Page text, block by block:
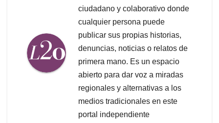
ciudadano y colaborativo donde
cualquier persona puede
publicar sus propias historias,
denuncias, noticias o relatos de
primera mano. Es un espacio
abierto para dar voz a miradas
regionales y alternativas a los
medios tradicionales en este
portal independiente